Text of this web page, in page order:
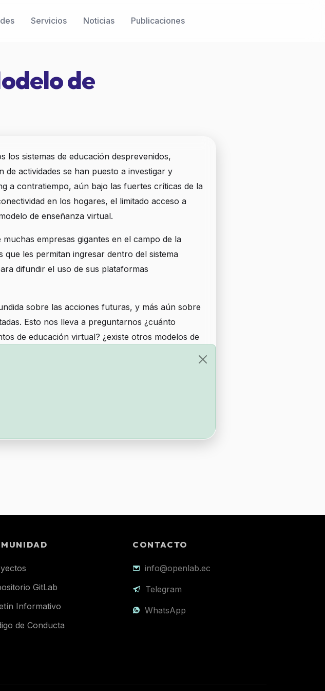
Servicios Noticias Publicaciones
de
los sistemas de educación desprevenidos,
de actividades se han puesto a investigar y
a contratiempo, aún bajo las fuertes críticas de la
en los hogares, el limitado acceso a
de enseñanza virtual.
empresas gigantes en el campo de la
les permitan ingresar dentro del sistema
difundir el uso de sus plataformas
sobre las acciones futuras, y más aún sobre
Esto nos lleva a preguntarnos ¿cuánto
de educación virtual? ¿existe otros modelos de
GitLab
Informativo
de Conducta
CONTACTO
info@openlab.ec
Telegram
WhatsApp